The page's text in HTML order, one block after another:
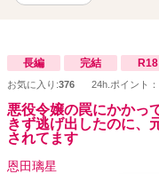
長編 完結 R18
お気に入り:376 24h.ポイント：
悪役令嬢の罠にかかっ
きず逃げ出したのに、
されてます
恩田璃星